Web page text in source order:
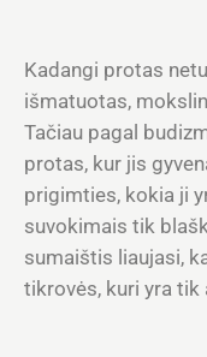
Kadangi protas
išmatuotas,
Tačiau pagal
protas, kur jis
prigimties, kokia ji
suvokimais tik
sumaištis liaujasi,
tikrovės, kuri yra